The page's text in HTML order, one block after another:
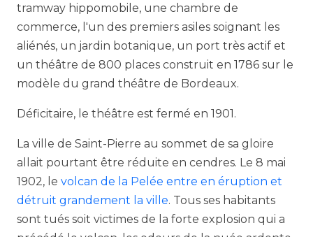
tramway hippomobile, une chambre de
commerce, l'un des premiers asiles soignant les
aliénés, un jardin botanique, un port très actif et
un théâtre de 800 places construit en 1786 sur le
modèle du grand théâtre de Bordeaux.
Déficitaire, le théâtre est fermé en 1901.
La ville de Saint-Pierre au sommet de sa gloire
allait pourtant être réduite en cendres. Le 8 mai
1902, le volcan de la Pelée entre en éruption et
détruit grandement la ville. Tous ses habitants
sont tués soit victimes de la forte explosion qui a